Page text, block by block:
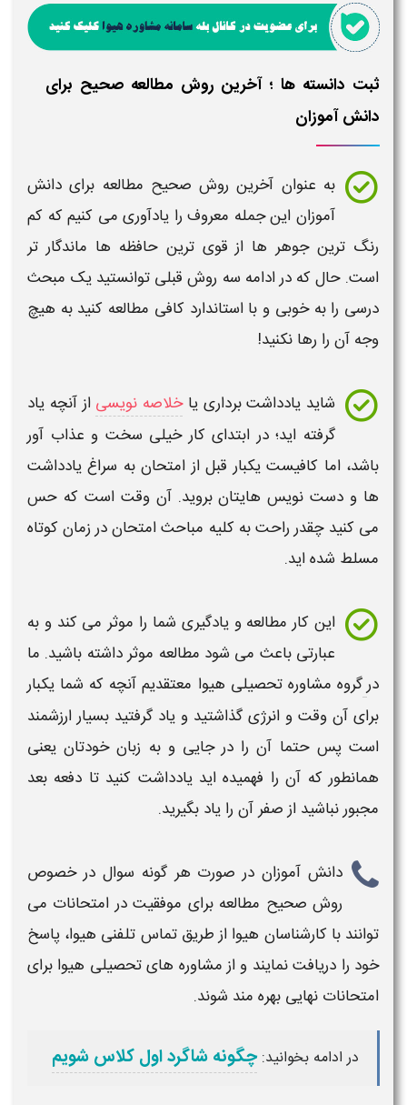
ثبت دانسته ها ؛ آخرین روش مطالعه صحیح برای
دانش آموزان
به عنوان آخرین روش صحیح مطالعه برای دانش
آموزان این جمله معروف را یادآوری می کنیم که کم
رنگ ترین جوهر ها از قوی ترین حافظه ها ماندگار تر
است. حال که در ادامه سه روش قبلی توانستید یک مبحث
درسی را به خوبی و بااستاندارد کافی مطالعه کنید به هیچ
وجه آن را رها نکنید!
شاید یادداشت برداری یاخلاصه نویسی از آنچه یاد
گرفته اید؛ در ابتدای کار خیلی سخت و عذاب آور
باشد، اما کافیست یکبار قبل از امتحانبه سراغ یادداشت
ها و دست نویس هایتان بروید. آن وقت است که حس
می کنید چقدر راحت به کلیه مباحثامتحاندر زمان کوتاه
مسلط شده اید.
این کارمطالعه و یادگیری شما را موثر می کند و به
عبارتی باعث می شود مطالعه موثرداشته باشید. ما
درگروه مشاوره تحصیلی هیوا معتقدیم آنچه که شما یکبار
برای آن وقت و انرژی گذاشتید و یاد گرفتید بسیار ارزشمند
است پس حتما آن را در جایی و به زبان خودتان یعنی
همانطور که آن را فهمیده اید یادداشت کنید تا دفعه بعد
مجبور نباشید از صفر آن را یاد بگیرید.
دانش آموزان در صورت هر گونه سوال در خصوص
روش صحیح مطالعه برای موفقیت در امتحانات می
توانند با کارشناسان هیوا از طریق تماس تلفنی هیوا، پاسخ
خود را دریافت نمایند و از مشاوره های تحصیلی هیوا برای
امتحانات نهایی بهره مند شوند.
در ادامه بخوانید: چگونه شاگرد اول کلاس شویم